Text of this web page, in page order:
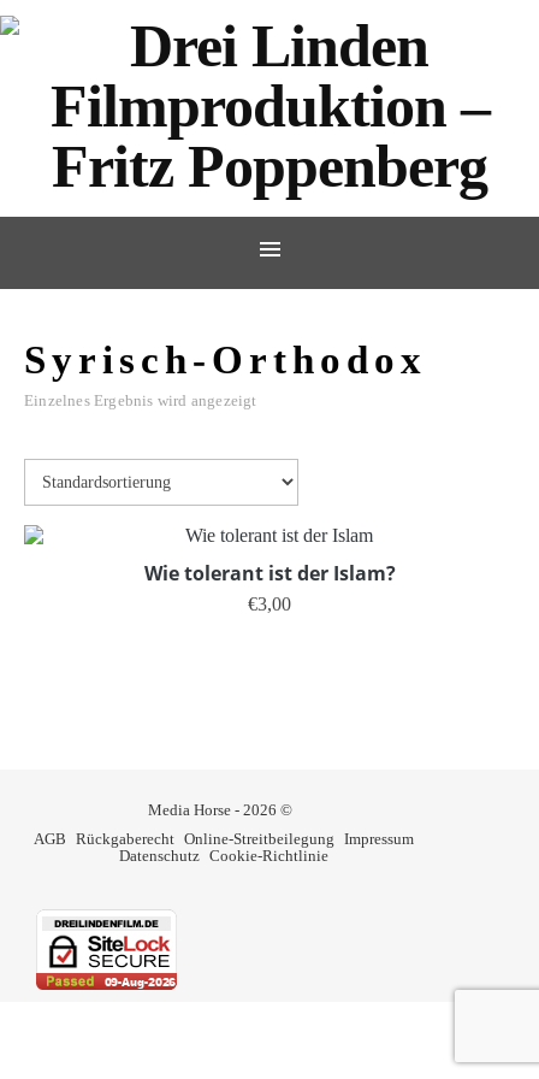
Syrisch-Orthodox
Einzelnes Ergebnis wird angezeigt
Wie tolerant ist der Islam?
€3,00
Media Horse - 2026 ©
AGB Rückgaberecht Online-Streitbeilegung Impressum
Datenschutz Cookie-Richtlinie